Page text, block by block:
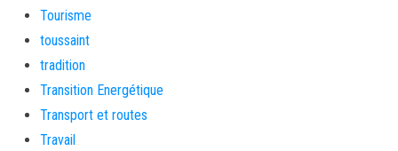
Tourisme
toussaint
tradition
Transition Energétique
Transport et routes
Travail